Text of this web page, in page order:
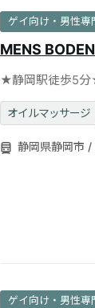
ゲイ向け・男性専
MENS BODEN
★静岡駅徒歩5分
オイルマッサージ
静岡県静岡市
ゲイ向け・男性専